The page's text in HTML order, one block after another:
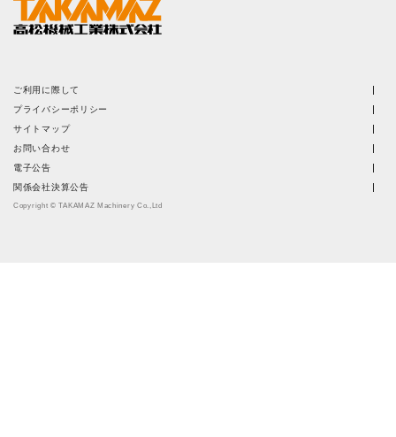
ご利用に際して
プライバシーポリシー
サイトマップ
お問い合わせ
電子公告
関係会社決算公告
Copyright © TAKAMAZ Machinery Co.,Ltd